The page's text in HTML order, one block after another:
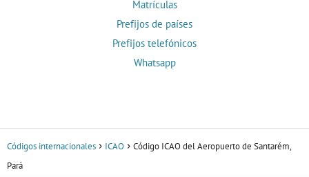
Matrículas
Prefijos de países
Prefijos telefónicos
Whatsapp
Códigos internacionales ICAO
Código ICAO del Aeropuerto de Santarém,
Pará